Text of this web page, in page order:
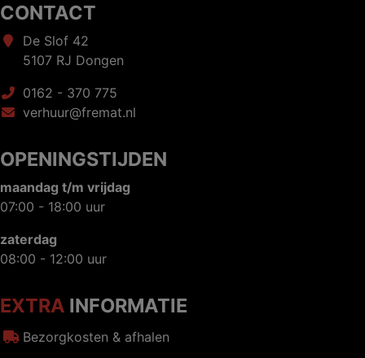
CONTACT
De Slof 42
5107 RJ Dongen
0162 - 370 775
verhuur@fremat.nl
OPENINGSTIJDEN
maandag t/m vrijdag
07:00 - 18:00 uur
zaterdag
08:00 - 12:00 uur
EXTRA INFORMATIE
Bezorgkosten & afhalen